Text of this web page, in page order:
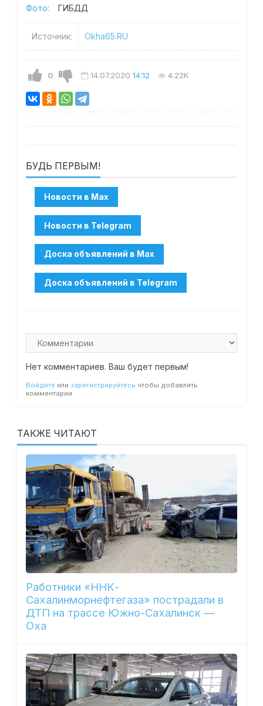
Фото: ГИБДД
Источник: Okha65.RU
0 14.07.2020 14:12 4.22K
БУДЬ ПЕРВЫМ!
Нет комментариев. Ваш будет первым!
Войдите или зарегистрируйтесь чтобы добавлять
комментарии
ТАКЖЕ ЧИТАЮТ
Работники «ННК-
Сахалинморнефтегаза» пострадали в
ДТП на трассе Южно-Сахалинск —
Оха